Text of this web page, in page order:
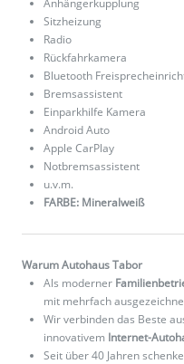
Sitzheizung
Radio
Rückfahrkamera
Bluetooth
Bremsassistent
Einparkhilfe Kamera
Android Auto
Apple CarPlay
Notbremsassistent
u.v.m.
FARBE: Mineralweiß
Warum Autohaus Tabor
Als moderner
mit mehrfach
Wir verbinden das Beste
innovativem Internet-
Seit über 40 Jahren